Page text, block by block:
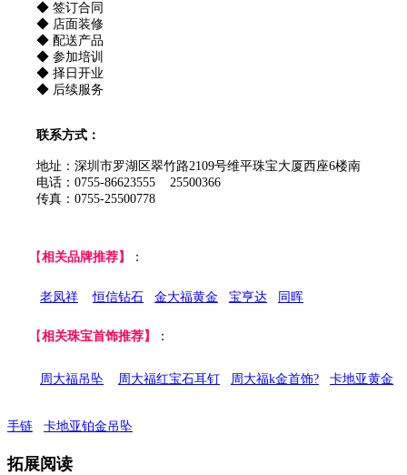
◆ 签订合同
◆ 店面装修
◆ 配送产品
◆ 参加培训
◆ 择日开业
◆ 后续服务
联系方式：
地址：深圳市罗湖区翠竹路2109号维平珠宝大厦西座6楼南
电话：0755-86623555 25500366
传真：0755-25500778
【相关品牌推荐】 ：
老凤祥 恒信钻石 金大福黄金 宝亨达 同晖
【相关珠宝首饰推荐】 ：
周大福吊坠 周大福红宝石耳钉 周大福k金首饰? 卡地亚黄金
手链 卡地亚铂金吊坠
拓展阅读